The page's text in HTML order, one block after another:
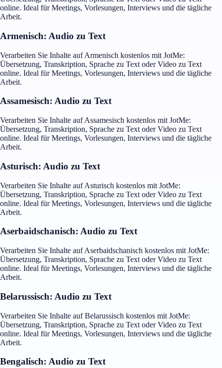
online. Ideal für Meetings, Vorlesungen, Interviews und die tägliche
Arbeit.
Armenisch: Audio zu Text
Verarbeiten Sie Inhalte auf Armenisch kostenlos mit JotMe:
Übersetzung, Transkription, Sprache zu Text oder Video zu Text
online. Ideal für Meetings, Vorlesungen, Interviews und die tägliche
Arbeit.
Assamesisch: Audio zu Text
Verarbeiten Sie Inhalte auf Assamesisch kostenlos mit JotMe:
Übersetzung, Transkription, Sprache zu Text oder Video zu Text
online. Ideal für Meetings, Vorlesungen, Interviews und die tägliche
Arbeit.
Asturisch: Audio zu Text
Verarbeiten Sie Inhalte auf Asturisch kostenlos mit JotMe:
Übersetzung, Transkription, Sprache zu Text oder Video zu Text
online. Ideal für Meetings, Vorlesungen, Interviews und die tägliche
Arbeit.
Aserbaidschanisch: Audio zu Text
Verarbeiten Sie Inhalte auf Aserbaidschanisch kostenlos mit JotMe:
Übersetzung, Transkription, Sprache zu Text oder Video zu Text
online. Ideal für Meetings, Vorlesungen, Interviews und die tägliche
Arbeit.
Belarussisch: Audio zu Text
Verarbeiten Sie Inhalte auf Belarussisch kostenlos mit JotMe:
Übersetzung, Transkription, Sprache zu Text oder Video zu Text
online. Ideal für Meetings, Vorlesungen, Interviews und die tägliche
Arbeit.
Bengalisch: Audio zu Text